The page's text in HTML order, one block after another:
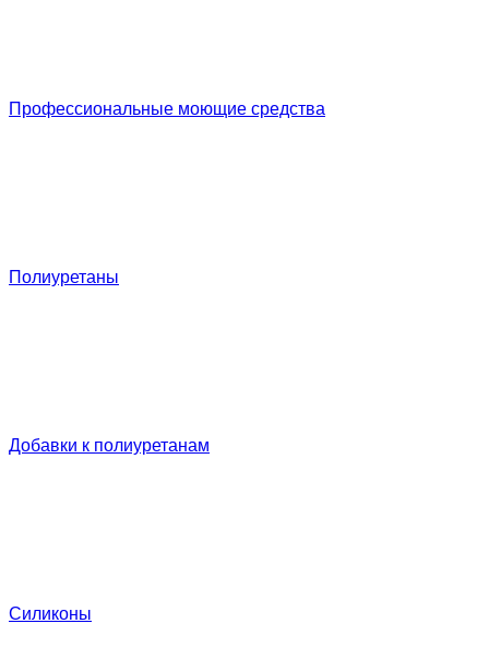
Профессиональные моющие средства
Полиуретаны
Добавки к полиуретанам
Силиконы